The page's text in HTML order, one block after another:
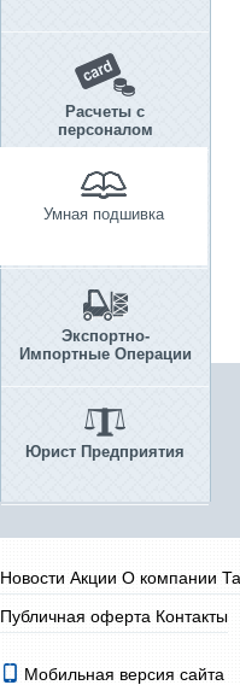
Расчеты с
персоналом
Умная подшивка
Экспортно-
Импортные Операции
Юрист Предприятия
Новости Акции О компании
Публичная оферта Контакты
Мобильная версия сайта